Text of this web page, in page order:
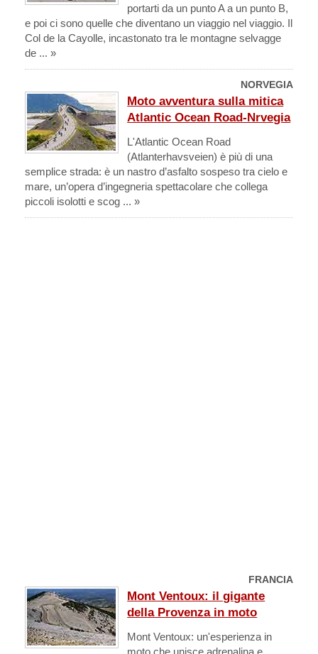
portarti da un punto A a un punto B,
e poi ci sono quelle che diventano un viaggio nel viaggio. Il
Col de la Cayolle, incastonato tra le montagne selvagge
de ... »
NORVEGIA
Moto avventura sulla mitica
Atlantic Ocean Road-Nrvegia
L'Atlantic Ocean Road
(Atlanterhavsveien) è più di una
semplice strada: è un nastro d’asfalto sospeso tra cielo e
mare, un’opera d’ingegneria spettacolare che collega
piccoli isolotti e scog ... »
FRANCIA
Mont Ventoux: il gigante
della Provenza in moto
Mont Ventoux: un'esperienza in
moto che unisce adrenalina e